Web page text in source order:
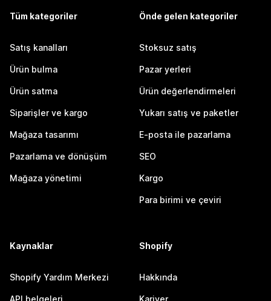
Tüm kategoriler
Satış kanalları
Ürün bulma
Ürün satma
Siparişler ve kargo
Mağaza tasarımı
Pazarlama ve dönüşüm
Mağaza yönetimi
Önde gelen kategoriler
Stoksuz satış
Pazar yerleri
Ürün değerlendirmeleri
Yukarı satış ve paketler
E-posta ile pazarlama
SEO
Kargo
Para birimi ve çeviri
Kaynaklar
Shopify Yardım Merkezi
API belgeleri
Shopify
Hakkında
Kariyer